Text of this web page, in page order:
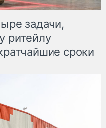
задачи,
ритейлу
сроки